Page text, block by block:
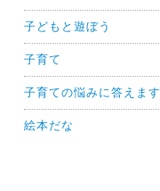
子どもと遊ぼう
子育て
子育ての悩みに答えます
絵本だな